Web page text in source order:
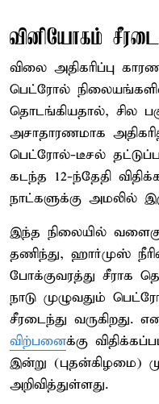
வினியோகம்
விலை அதிகரிப்பு
பெட்ரோல்
தொடங்கியதால், சில
அசாதாரணமாக
பெட்ரோல்-டீசல்
கடந்த 12-ந்தேதி
நாட்களுக்கு அமலில்
இந்த நிலையில்
தணிந்து, ஹார்முஸ்
போக்குவரத்து சீராக
நாடு முழுவதும்
சீரடைந்து வருகிறது.
விற்பனைக்கு
இன்று (புதன்கிழமை)
அறிவித்துள்ளது.